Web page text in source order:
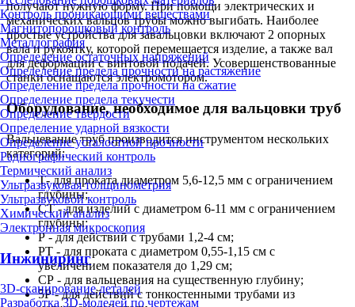
Контроль проникающими веществами
Магнитопорошковый контроль
Металлография
Определение остаточных напряжений
Определение предела прочности на растяжение
Определение предела прочности на сжатие
Определение предела текучести
Определение твердости
Определение ударной вязкости
Определение усталостной прочности
Радиографический контроль
Термический анализ
Ультразвуковая толщинометрия
Ультразвуковой контроль
Химический анализ
Электронная микроскопия
Инжиниринг
3D-сканирование деталей
Разработка 3D-моделей по чертежам
получают нужную форму. При помощи электрических и
механических вальцов трубы можно выгибать. Наиболее
простые устройства для завальцовки включают 2 опорных
вала и рукоятку, которой перемещается изделие, а также вал
для деформации с винтовой подачей. Усовершенствованные
станки оснащаются электромотором.
Оборудование, необходимое для вальцовки труб
Вальцевание труб производится инструментом нескольких
категорий:
Т- для проката диаметром 5,6-12,5 мм с ограничением
глубины;
СТ - для изделий с диаметром 6-11 мм с ограничением
глубины;
Р - для действий с трубами 1,2-4 см;
РТ - для проката с диаметром 0,55-1,15 см с
увеличением показателя до 1,29 см;
СР - для вальцевания на существенную глубину;
5Р - для действий с тонкостенными трубами из